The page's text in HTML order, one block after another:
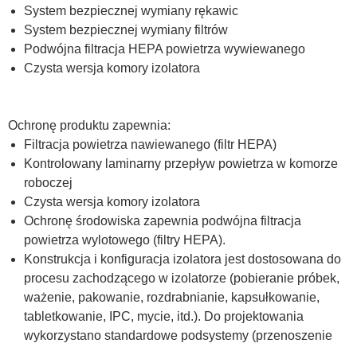
System bezpiecznej wymiany rękawic
System bezpiecznej wymiany filtrów
Podwójna filtracja HEPA powietrza wywiewanego
Czysta wersja komory izolatora
Ochronę produktu zapewnia:
Filtracja powietrza nawiewanego (filtr HEPA)
Kontrolowany laminarny przepływ powietrza w komorze
roboczej
Czysta wersja komory izolatora
Ochronę środowiska zapewnia podwójna filtracja
powietrza wylotowego (filtry HEPA).
Konstrukcja i konfiguracja izolatora jest dostosowana do
procesu zachodzącego w izolatorze (pobieranie próbek,
ważenie, pakowanie, rozdrabnianie, kapsułkowanie,
tabletkowanie, IPC, mycie, itd.). Do projektowania
wykorzystano standardowe podsystemy (przenoszenie